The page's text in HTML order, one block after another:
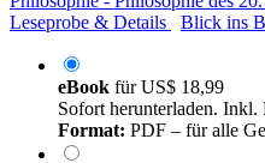
Leseprobe & Details
Blick ins
eBook fürUS$ 18,99
Sofort herunterladen. Inkl.
Format: PDF – für alle